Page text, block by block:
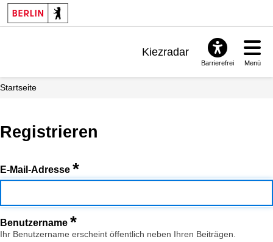
Kiezradar
Barrierefrei Menü
Startseite
Registrieren
E-Mail-Adresse *
Benutzername *
Ihr Benutzername erscheint öffentlich neben Ihren Beiträgen.